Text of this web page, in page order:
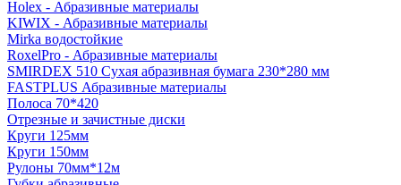
Holex - Абразивные материалы
KIWIX - Абразивные материалы
Mirka водостойкие
RoxelPro - Абразивные материалы
SMIRDEX 510 Сухая абразивная бумага 230*280 мм
FASTPLUS Абразивные материалы
Полоса 70*420
Отрезные и зачистные диски
Круги 125мм
Круги 150мм
Рулоны 70мм*12м